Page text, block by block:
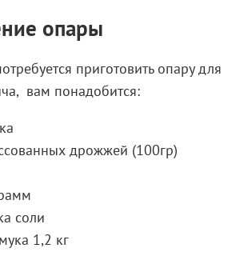
опары
приготовить опару для
вам понадобится:
дрожжей (100гр)
соли
1,2 кг